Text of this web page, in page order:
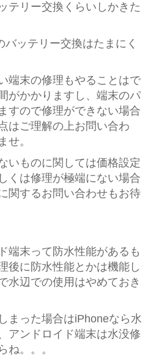
テリー交換くらいしかきた
バッテリー交換はたまにく
端末の修理もやることはで
がかかりますし、端末のパ
すので修理ができない場合
はご理解の上お問い合わ
せ。
いものに関しては価格設定
くは修理が極端にない場合
関するお問い合わせもお待
端末って防水性能があるも
後に防水性能とかは機能し
水辺での使用はやめておき
まった場合はiPhoneなら水
アンドロイド端末は水没修
ね。。。